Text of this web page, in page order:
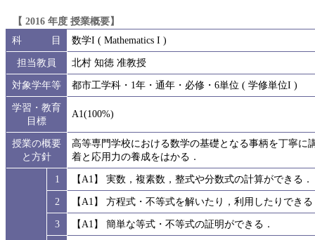
【 2016 年度 授業概要】
科 目
数学I ( Mathematics I )
担当教員
北村 知徳 准教授
対象学年等
都市工学科・1年・通年・必修・6単位 ( 学修単位I )
学習・教育
目標
A1(100%)
授業の概要
と方針
高等専門学校における数学の基礎となる事柄を丁寧
着と応用力の養成をはかる．
1
【A1】 実数，複素数，整式や分数式の計算ができる．
2
【A1】 方程式・不等式を解いたり，利用したりできる
3
【A1】 簡単な等式・不等式の証明ができる．